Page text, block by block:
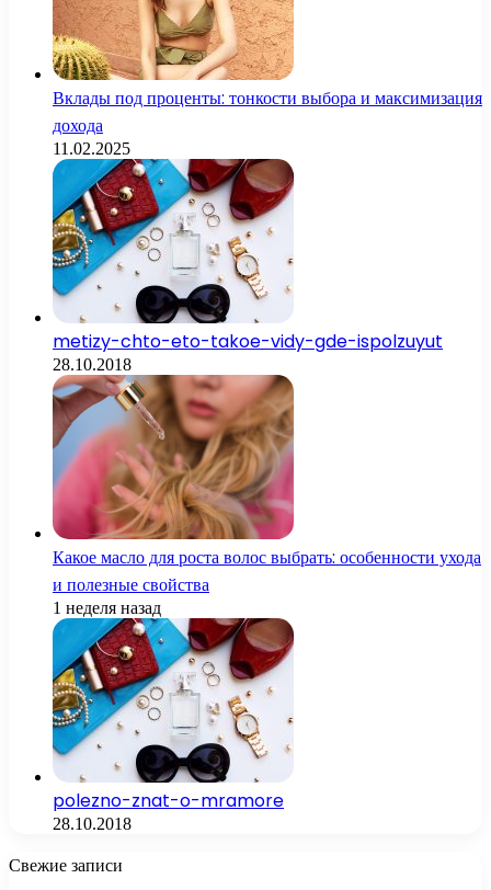
Вклады под проценты: тонкости выбора и максимизация
дохода
11.02.2025
metizy-chto-eto-takoe-vidy-gde-ispolzuyut
28.10.2018
Какое масло для роста волос выбрать: особенности ухода
и полезные свойства
1 неделя назад
polezno-znat-o-mramore
28.10.2018
Свежие записи